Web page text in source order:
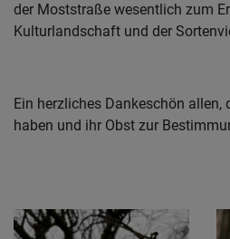
der Moststraße wesentlich zum
Kulturlandschaft und der
Ein herzliches Dankeschön
haben und ihr Obst zur